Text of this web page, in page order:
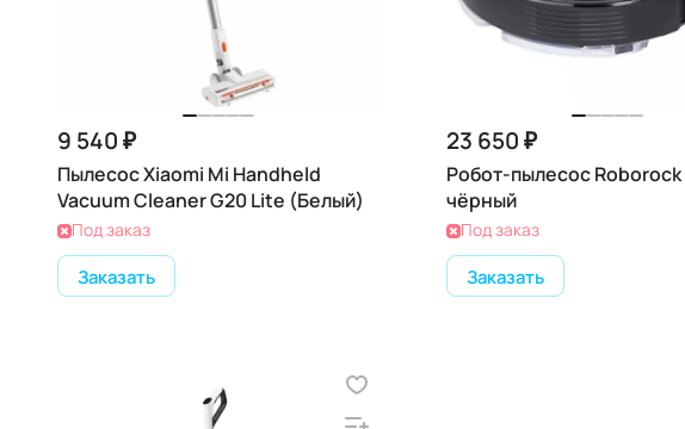
9 540 ₽
Пылесос Xiaomi Mi Handheld
Vacuum Cleaner G20 Lite (Белый)
Под заказ
Заказать
23 650 ₽
Робот-пылесос Roborock
чёрный
Под заказ
Заказать